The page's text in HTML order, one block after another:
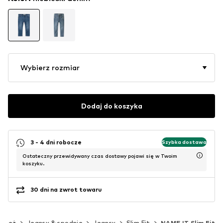
Wybierz rozmiar
Dodaj do koszyka
3 - 4 dni robocze Szybka dostawa
Ostateczny przewidywany czas dostawy pojawi się w Twoim
koszyku.
30 dni na zwrot towaru